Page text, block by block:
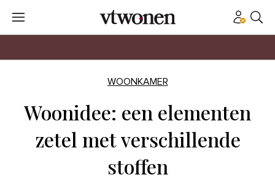
WOONKAMER
Woonidee: een elementen
zetel met verschillende
stoffen